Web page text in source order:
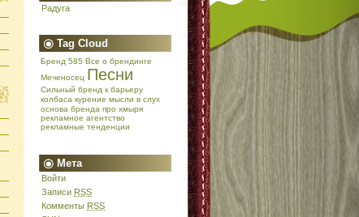
Радуга
Tag Cloud
Бренд 585 Все о брендинге
Меченосец Песни
Сильный бренд к барьеру
колбаса курение мысли в слух
основа бренда про хмыря
рекламное агентство
рекламные тенденции
Мета
Войти
Записи RSS
Комменты RSS